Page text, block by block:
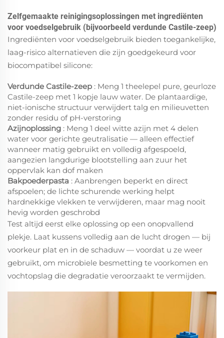
Zelfgemaakte reinigingsoplossingen met ingrediënten
voor voedselgebruik (bijvoorbeeld verdunde Castile-zeep)
Ingrediënten voor voedselgebruik bieden toegankelijke,
laag-risico alternatieven die zijn goedgekeurd voor
biocompatibel silicone:
Verdunde Castile-zeep : Meng 1 theelepel pure, geurloze
Castile-zeep met 1 kopje lauw water. De plantaardige,
niet-ionische structuur verwijdert talg en milieuvetten
zonder residu of pH-verstoring
Azijnoplossing : Meng 1 deel witte azijn met 4 delen
water voor gerichte geutralisatie — alleen effectief
wanneer matig gebruikt en volledig afgespoeld,
aangezien langdurige blootstelling aan zuur het
oppervlak kan dof maken
Bakpoederpasta : Aanbrengen beperkt en direct
afspoelen; de lichte schurende werking helpt
hardnekkige vlekken te verwijderen, maar mag nooit
hevig worden geschrobd
Test altijd eerst elke oplossing op een onopvallend
plekje. Laat kussens volledig aan de lucht drogen — bij
voorkeur plat en in de schaduw — voordat u ze weer
gebruikt, om microbiele besmetting te voorkomen en
vochtopslag die degradatie veroorzaakt te vermijden.